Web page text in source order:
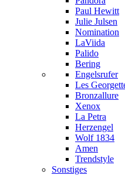
Paul Hewitt
Julie Julsen
Nomination
LaViida
Palido
Bering
Engelsrufer
Les
Bronzallure
Xenox
La Petra
Herzengel
Wolf 1834
Amen
Trendstyle
Sonstiges